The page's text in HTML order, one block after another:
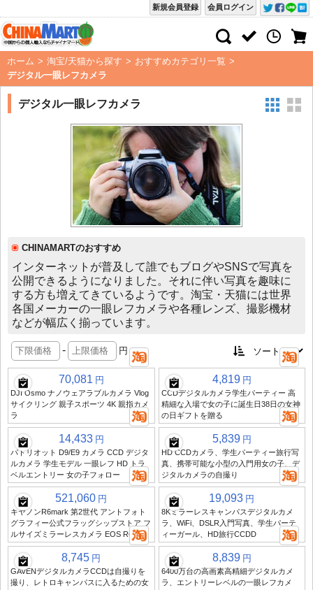
会員ログイン
新規会員登録
ホーム > 淘宝/天猫から探す > おすすめカテゴリ一覧 >
デジタル一眼レフカメラ
デジタル一眼レフカメラ
CHINAMARTのおすすめ
インターネットが普及して誰でもブログやSNSで写真を
公開できるようになりました。それに伴い写真を趣味に
する方も増えてきているようです。淘宝・天猫には世界
各国メーカーの一眼レフカメラや各種レンズ、撮影機材
などが幅広く揃っています。
- 円
70,081 円
DJI Osmo ナノウェアラブルカメラ Vlog
サイクリング 親子スポーツ 4K 親指カメ
ラ
4,819 円
CCDデジタルカメラ学生パーティー 高
精細な入場で女の子に誕生日38日の女神
の日ギフトを贈る
14,433 円
パトリオット D9/E9 カメラ CCD デジタ
ルカメラ 学生モデル 一眼レフ HD トラ
ベルエントリー 女の子フォロー
5,839 円
HD CCDカメラ、学生パーティー旅行写
真、携帯可能な小型の入門用女の子、デ
ジタルカメラの自撮り
521,060 円
キヤノンR6mark 第2世代 アントフォト
グラフィー公式フラッグシップストア フ
ルサイズミラーレスカメラ EOS R62
19,093 円
8Kミラーレスキャンパスデジタルカメ
ラ、WiFi、DSLR入門写真、学生パーテ
ィーガール、HD旅行CCDD
8,745 円
GAVENデジタルカメラCCDは自撮りを
撮り、レトロキャンパスに入るための女
8,839 円
6400万台の高画素高精細デジタルカメ
ラ、エントリーレベルの一眼レフカメ